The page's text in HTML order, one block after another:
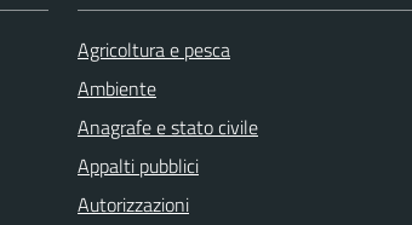
Agricoltura e pesca
Ambiente
Anagrafe e stato civile
Appalti pubblici
Autorizzazioni